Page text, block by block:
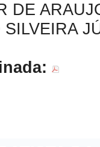
DE